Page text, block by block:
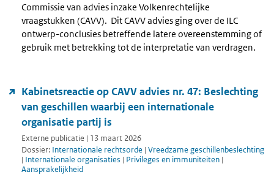
Commissie van advies inzake Volkenrechtelijke
vraagstukken (CAVV). Dit CAVV advies ging over de ILC
ontwerp-conclusies betreffende latere overeenstemming of
gebruik met betrekking tot de interpretatie van verdragen.
Kabinetsreactie op CAVV advies nr. 47: Beslechting
van geschillen waarbij een internationale
organisatie partij is
Externe publicatie | 13 maart 2026
Dossier: Internationale rechtsorde | Vreedzame geschillenbeslechting
| Internationale organisaties | Privileges en immuniteiten |
Aansprakelijkheid